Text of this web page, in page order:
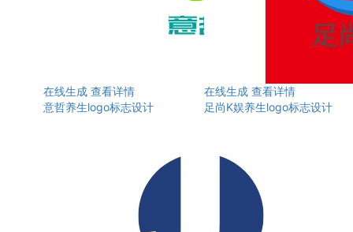
在线生成 查看详情
意哲养生logo标志设计
在线生成 查看详情
足尚K娱养生logo标志设计